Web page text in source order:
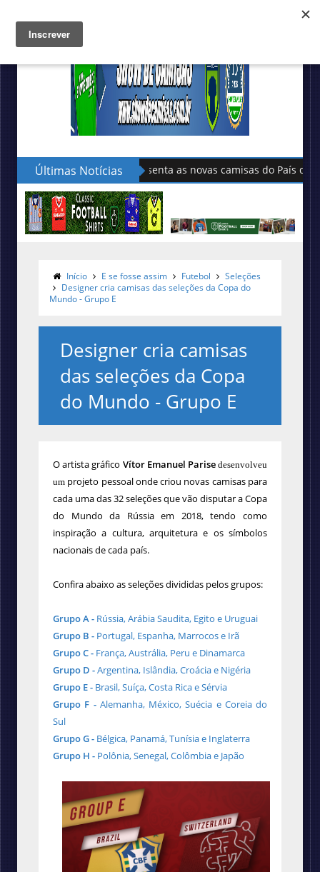
Últimas Notícias
Sudu apresenta as novas camisas do País de Gales
Início E se fosse assim Futebol
Seleções
Designer cria camisas das seleções da Copa do
Mundo - Grupo E
Designer cria camisas
das seleções da Copa
do Mundo - Grupo E
Oartistagráfico Vítor Emanuel Parise desenvolveu
um projeto pessoal onde criou novas camisas para
cada uma das 32 seleções que vão disputar a Copa
do Mundo da Rússia em 2018, tendo como
inspiração a cultura, arquitetura e os símbolos
nacionais de cada país.
Confira abaixo as seleções divididas pelos grupos:
Grupo A - Rússia, Arábia Saudita, Egito e Uruguai
Grupo B - Portugal, Espanha, Marrocos e Irã
Grupo C - França, Austrália, Peru e Dinamarca
Grupo D -Argentina, Islândia, Croácia e Nigéria
Grupo E - Brasil, Suíça, Costa Rica e Sérvia
Grupo F -Alemanha, México, Suécia e Coreia do
Sul
Grupo G - Bélgica, Panamá, Tunísia e Inglaterra
Grupo H - Polônia, Senegal, Colômbia e Japão